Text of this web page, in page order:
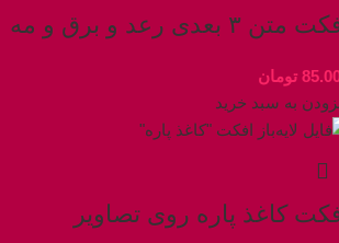
متن ۳ بعدی رعد و برق و مه
تومان
به سبد خرید
کاغذ پاره روی تصاویر